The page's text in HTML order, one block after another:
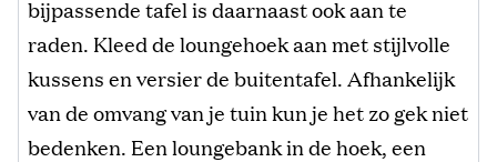
bijpassende tafel is daarnaast ook aan te
raden. Kleed de loungehoek aan met stijlvolle
kussens en versier de buitentafel. Afhankelijk
van de omvang van je tuin kun je het zo gek niet
bedenken. Een loungebank in de hoek, een